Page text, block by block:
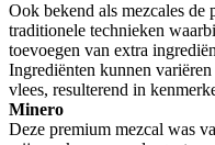
Ook bekend als mezcales de
traditionele technieken
toevoegen van extra
Ingrediënten kunnen
vlees, resulterend in
Minero
Deze premium mezcal was